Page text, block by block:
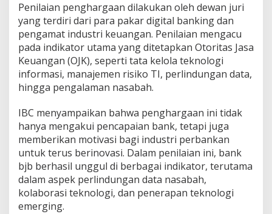
o
v
a
s
i
D
i
g
t
a
l
P
o
d
k
Penilaian penghargaan dilakukan oleh dewan juri
yang terdiri dari para pakar digital banking dan
pengamat industri keuangan. Penilaian mengacu
pada indikator utama yang ditetapkan Otoritas Jasa
Keuangan (OJK), seperti tata kelola teknologi
informasi, manajemen risiko TI, perlindungan data,
hingga pengalaman nasabah.
IBC menyampaikan bahwa penghargaan ini tidak
hanya mengakui pencapaian bank, tetapi juga
memberikan motivasi bagi industri perbankan
untuk terus berinovasi. Dalam penilaian ini, bank
bjb berhasil unggul di berbagai indikator, terutama
dalam aspek perlindungan data nasabah,
kolaborasi teknologi, dan penerapan teknologi
emerging.